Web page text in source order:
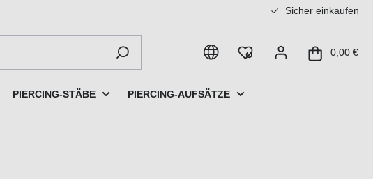
Sicher einkaufen
0,00 €
PIERCING-STÄBE PIERCING-AUFSÄTZE